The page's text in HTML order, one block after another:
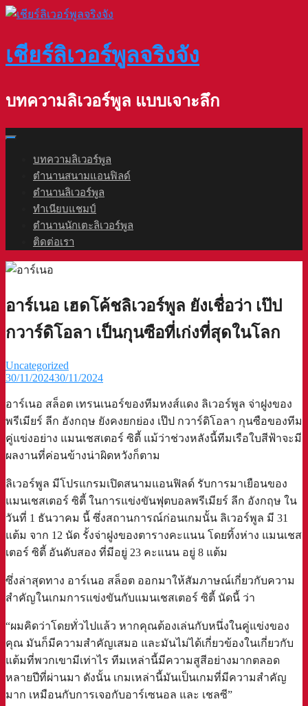
Skip
เชียร์ลิเวอร์พูลจริงจัง
บทความลิเวอร์พูล แบบเจาะลึก
บทความลิเวอร์พูล
ตำนานสนามแอนฟิลด์
ตำนานลิเวอร์พูล
ทำเนียบแชมป์
ตำนานนักเตะลิเวอร์พูล
ติดต่อเรา
อาร์เนอ เฮดโค้ชลิเวอร์พูล ยังเชื่อว่า เป๊ป
กวาร์ดิโอลา เป็นกุนซือที่เก่งที่สุดในโลก
Uncategorized
30/11/202430/11/2024
อาร์เนอ สล็อต เทรนเนอร์ของทีมหงส์แดง ลิเวอร์พูล จ่าฝูงของ
พรีเมียร์ ลีก อังกฤษ ยังคงยกย่อง เป๊ป กวาร์ดิโอลา กุนซือของทีม
คู่แข่งอย่าง แมนเชสเตอร์ ซิตี้ แม้ว่าช่วงหลังนี้ทีมเรือใบสีฟ้าจะมี
ผลงานที่ค่อนข้างน่าผิดหวังก็ตาม
ลิเวอร์พูล มีโปรแกรมเปิดสนามแอนฟิลด์ รับการมาเยือนของ
แมนเชสเตอร์ ซิตี้ ในการแข่งขันฟุตบอลพรีเมียร์ ลีก อังกฤษ ใน
วันที่ 1 ธันวาคม นี้ ซึ่งสถานการณ์ก่อนเกมนั้น ลิเวอร์พูล มี 31
แต้ม จาก 12 นัด รั้งจ่าฝูงของตารางคะแนน โดยทิ้งห่าง แมนเชส
เตอร์ ซิตี้ อันดับสอง ที่มีอยู่ 23 คะแนน อยู่ 8 แต้ม
ซึ่งล่าสุดทาง อาร์เนอ สล็อต ออกมาให้สัมภาษณ์เกี่ยวกับความ
สำคัญในเกมการแข่งขันกับแมนเชสเตอร์ ซิตี้ นัดนี้ ว่า
“ผมคิดว่าโดยทั่วไปแล้ว หากคุณต้องเล่นกับหนึ่งในคู่แข่งของ
คุณ มันก็มีความสำคัญเสมอ และมันไม่ได้เกี่ยวข้องในเกี่ยวกับ
แต้มที่พวกเขามีเท่าไร ทีมเหล่านี้มีความสูสีอย่างมากตลอด
หลายปีที่ผ่านมา ดังนั้น เกมเหล่านี้มันเป็นเกมที่มีความสำคัญ
มาก เหมือนกับการเจอกับอาร์เซนอล และ เชลซี”